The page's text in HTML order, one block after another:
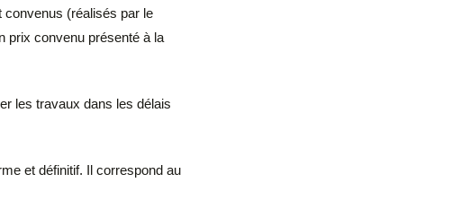
convenus (réalisés par le
prix convenu présenté à la
les travaux dans les délais
et définitif. Il correspond au